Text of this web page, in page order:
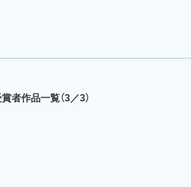
者作品一覧（3／3）